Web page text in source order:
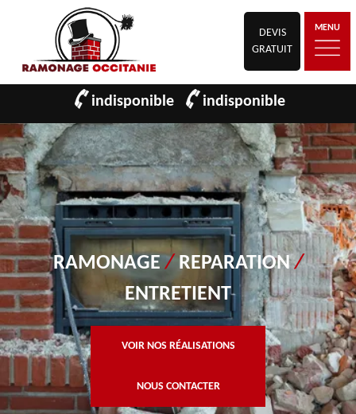
DEVIS
GRATUIT
MENU
indisponible indisponible
RAMONAGE/ REPARATION/
ENTRETIENT
VOIR NOS RÉALISATIONS
NOUS CONTACTER